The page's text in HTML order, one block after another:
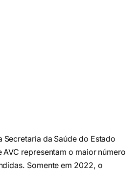
Secretaria da Saúde do Estado
AVC representam o maior número
Somente em 2022, o